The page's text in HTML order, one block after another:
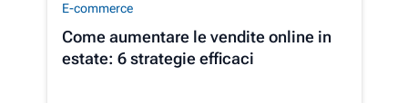
E-commerce
Come aumentare le vendite online in
estate: 6 strategie efficaci